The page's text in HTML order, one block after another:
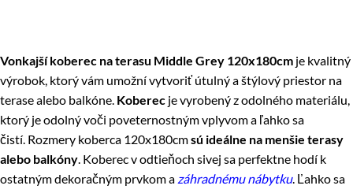
Vonkajší koberec na terasu Middle Grey 120x180cm je kvalitný
výrobok, ktorý vám umožní vytvoriť útulný a štýlový priestor na
terase alebo balkóne. Koberec je vyrobený z odolného materiálu,
ktorý je odolný voči poveternostným vplyvom a ľahko sa
čistí. Rozmery koberca 120x180cmsú ideálne na menšie terasy
alebo balkóny. Koberec v odtieňoch sivej sa perfektne hodí k
ostatným dekoračným prvkom a záhradnému nábytku. Ľahko sa